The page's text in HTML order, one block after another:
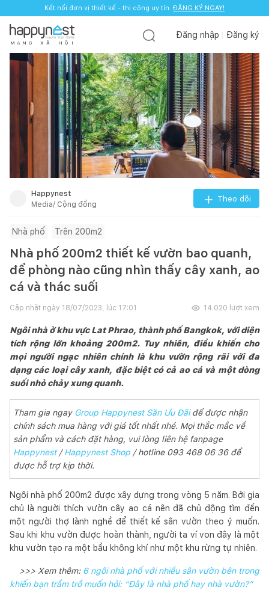
Kết nối đơn vị thiết kế - thi công uy tín. ĐĂNG KÝ NGAY!
M Ạ N G X Ã H Ộ I
Đăng nhập Đăng ký
Happynest
Media/ Cộng đồng
Theo dõi
Nhà phố Trên 200m2
Nhà phố 200m2 thiết kế vườn bao quanh,
để phòng nào cũng nhìn thấy cây xanh, ao
cá và thác suối
Cập nhật ngày 18/07/2023, lúc 17:01 14.020 lượt xem
Ngôi nhà ở khu vực Lat Phrao, thành phố Bangkok, với diện
tích rộng lớn khoảng 200m2. Tuy nhiên, điều khiến cho
mọi người ngạc nhiên chính là khu vườn rộng rãi với đa
dạng các loại cây xanh, đặc biệt có cả ao cá và một dòng
suối nhỏ chảy xung quanh.
Tham gia ngay Group Happynest Săn Ưu Đãiđể được nhận
chính sách mua hàng với giá tốt nhất nhé. Mọi thắc mắc về
sản phẩm và cách đặt hàng, vui lòng liên hệ fanpage
Happynest/Happynest Shop / hotline 093 468 06 36 để
được hỗ trợ kịp thời.
Ngôi nhà phố 200m2 được xây dựng trong vòng 5 năm. Bởi gia
chủ là người thích vườn cây ao cá nên đã chủ động tìm đến
một người thợ lành nghề để thiết kế sân vườn theo ý muốn.
Sau khi khu vườn được hoàn thành, người ta ví von đây là một
khu vườn tạo ra một bầu không khí như một khu rừng tự nhiên.
>>> Xem thêm: 6 ngôi nhà phố với nhiều sân vườn bên trong
khiến bạn trầm trồ muốn hỏi: “Đây là nhà phố hay nhà vườn?”